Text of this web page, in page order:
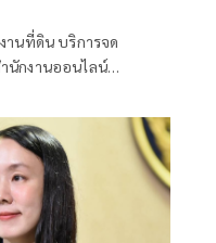
านที่ดิน บริการจด
นักงานออนไลน์
ส์ทั้งระบบ